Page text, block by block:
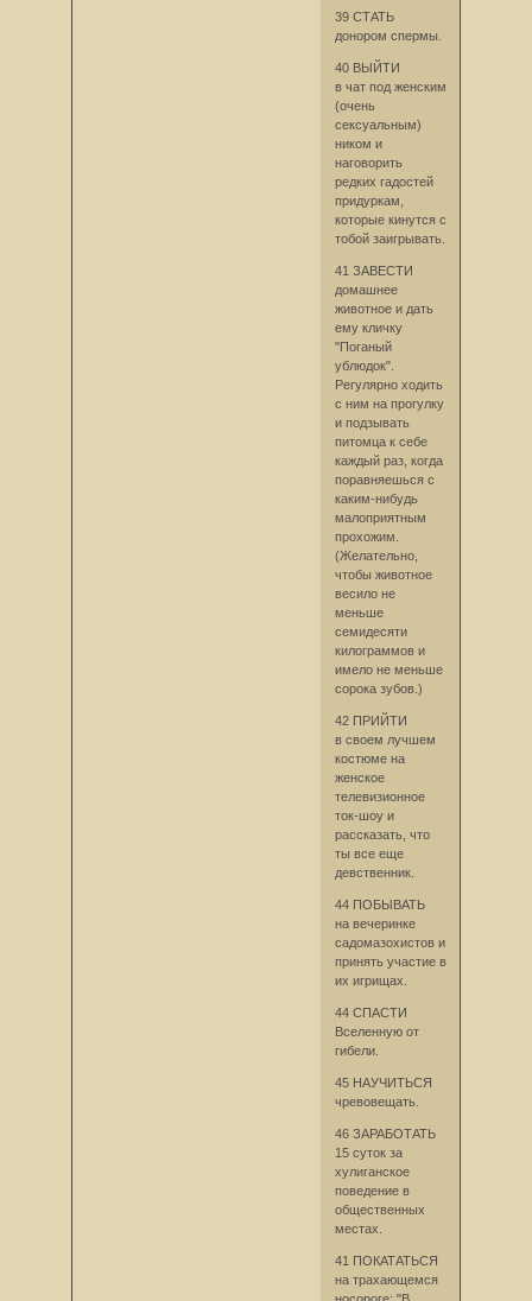
39 СТАТЬ
донором спермы.
40 ВЫЙТИ
в чат под женским
(очень
сексуальным)
ником и
наговорить
редких гадостей
придуркам,
которые кинутся с
тобой заигрывать.
41 ЗАВЕСТИ
домашнее
животное и дать
ему кличку
"Поганый
ублюдок".
Регулярно ходить
с ним на прогулку
и подзывать
питомца к себе
каждый раз, когда
поравняешься с
каким-нибудь
малоприятным
прохожим.
(Желательно,
чтобы животное
весило не
меньше
семидесяти
килограммов и
имело не меньше
сорока зубов.)
42 ПРИЙТИ
в своем лучшем
костюме на
женское
телевизионное
ток-шоу и
рассказать, что
ты все еще
девственник.
44 ПОБЫВАТЬ
на вечеринке
садомазохистов и
принять участие в
их игрищах.
44 СПАСТИ
Вселенную от
гибели.
45 НАУЧИТЬСЯ
чревовещать.
46 ЗАРАБОТАТЬ
15 суток за
хулиганское
поведение в
общественных
местах.
41 ПОКАТАТЬСЯ
на трахающемся
носороге: "В